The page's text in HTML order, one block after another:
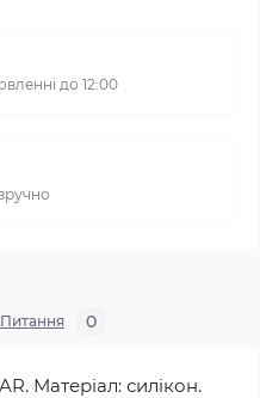
до 12:00
Питання 0
Матеріал: силікон.